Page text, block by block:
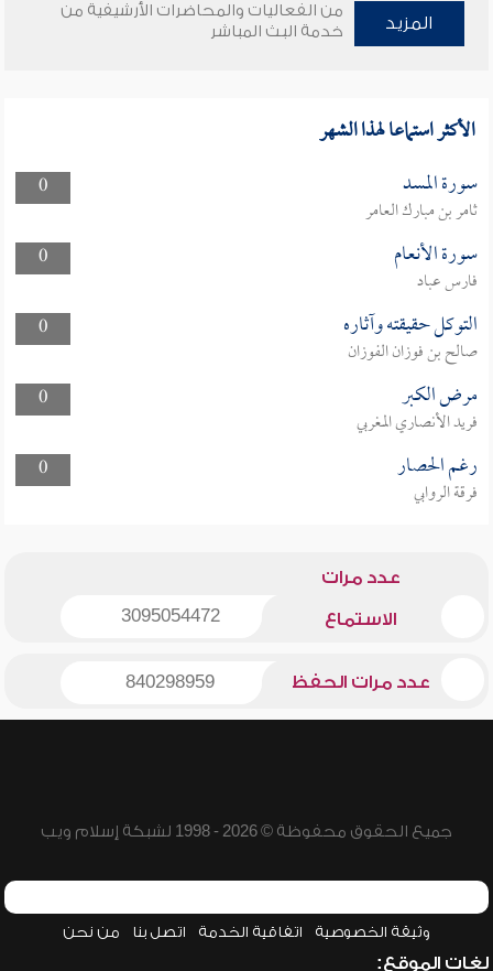
المزيد
من الفعاليات والمحاضرات الأرشيفية من
خدمة البث المباشر
الأكثر استماعا لهذا الشهر
0 سورة المسد
ثامر بن مبارك العامر
0
سورة الأنعام
فارس عباد
0
التوكل حقيقته وآثاره
صالح بن فوزان الفوزان
0
مرض الكبر
فريد الأنصاري المغربي
0
رغم الحصار
فرقة الروابي
عدد مرات
الاستماع 3095054472
عدد مرات الحفظ 840298959
جميع الحقوق محفوظة © 2026 - 1998 لشبكة إسلام ويب
وثيقة الخصوصية اتفاقية الخدمة اتصل بنا من نحن
لغات الموقع: